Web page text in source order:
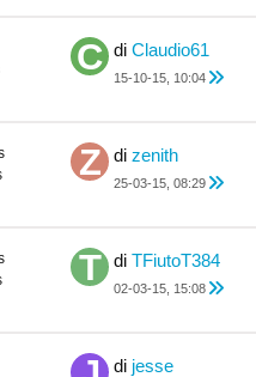
di Claudio61
15-10-15, 10:04
di zenith
25-03-15, 08:29
di TFiutoT384
02-03-15, 15:08
di jesse